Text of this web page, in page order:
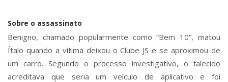
Sobre o assassinato
Benigno, chamado popularmente como “Bem 10”, matou
Ítalo quando a vítima deixou o Clube JS e se aproximou de
um carro. Segundo o processo investigativo, o falecido
acreditava que seria um veículo de aplicativo e foi